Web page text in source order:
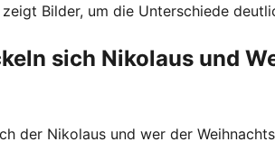
Bilder, um die Unterschiede
sich Nikolaus und